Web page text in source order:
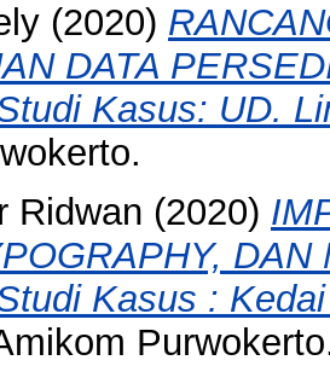
(2020)
DATA
Kasus: UD.
Ridwan (2020)
Kasus :